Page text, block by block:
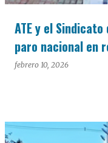
ATE y el
paro nacional en
febrero 10, 2026